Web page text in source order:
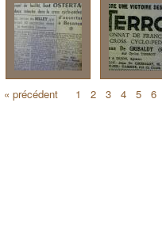
« précédent 1 2 3 4 5 6